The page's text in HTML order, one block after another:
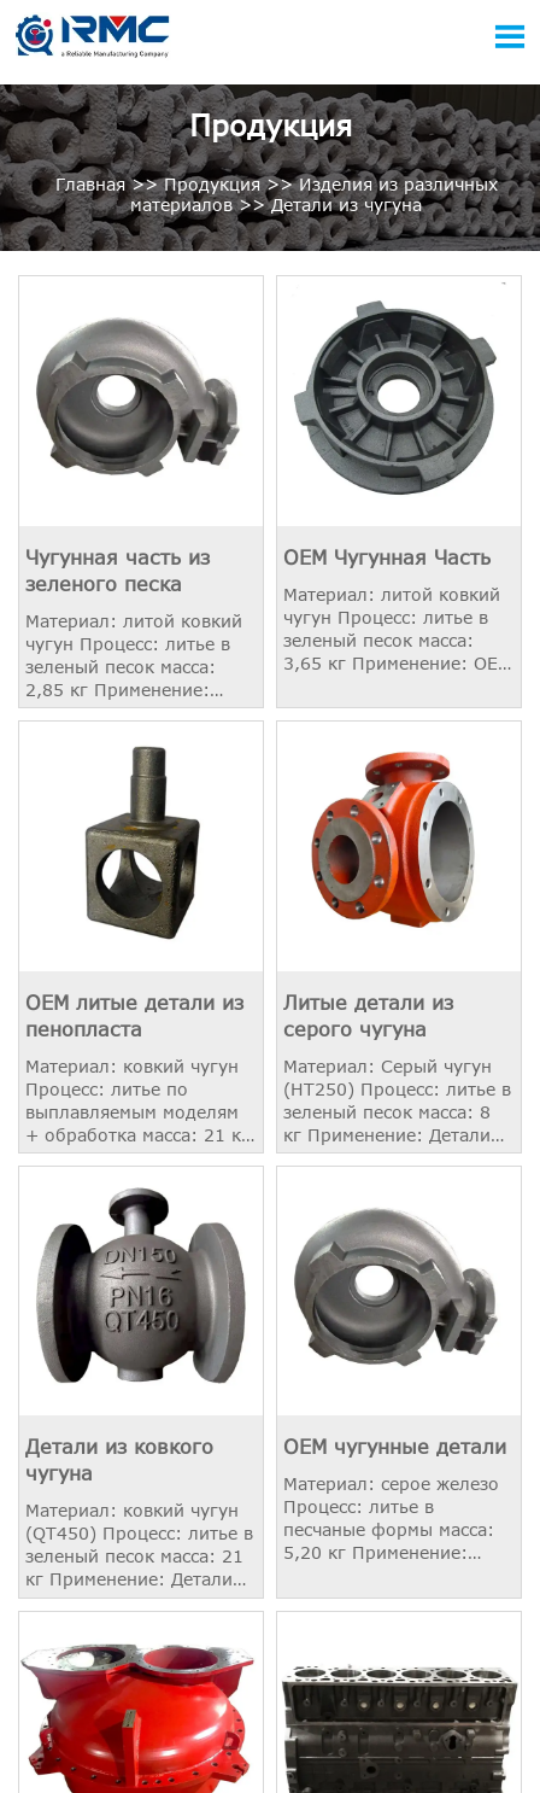

Продукция
Главная>>Продукция>>Изделия из различных
материалов>>Детали из чугуна
Чугунная часть из
зеленого песка
Материал: литой ковкий
чугун Процесс: литье в
зеленый песок масса:
2,85 кг Применение:
Корпус насоса
OEM Чугунная Часть
Материал: литой ковкий
чугун Процесс: литье в
зеленый песок масса:
3,65 кг Применение: OEM
OEM литые детали из
пенопласта
Материал: ковкий чугун
Процесс: литье по
выплавляемым моделям
+ обработка масса: 21 кг
Применение: тяжелый
Литые детали из
серого чугуна
Материал: Серый чугун
(HT250) Процесс: литье в
зеленый песок масса: 8
кг Применение: Детали
клапана
Детали из ковкого
чугуна
Материал: ковкий чугун
(QT450) Процесс: литье в
зеленый песок масса: 21
кг Применение: Детали
клапана
OEM чугунные детали
Материал: серое железо
Процесс: литье в
песчаные формы масса:
5,20 кг Применение: